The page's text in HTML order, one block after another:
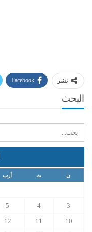
نشر Facebook
البحث
ن ث أرب
3
4
5
10
11
12